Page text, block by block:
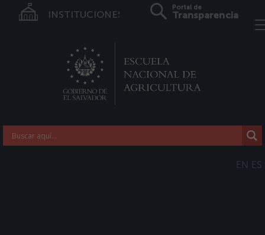
INSTITUCIONES
Portal de
Transparencia
EN ES